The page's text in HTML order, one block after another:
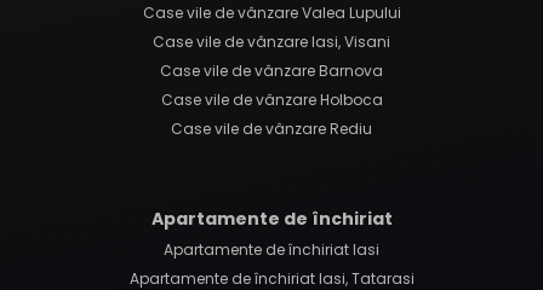
Case vile de vânzare Valea Lupului
Case vile de vânzare Iasi, Visani
Case vile de vânzare Barnova
Case vile de vânzare Holboca
Case vile de vânzare Rediu
Apartamente de închiriat
Apartamente de închiriat Iasi
Apartamente de închiriat Iasi, Tatarasi